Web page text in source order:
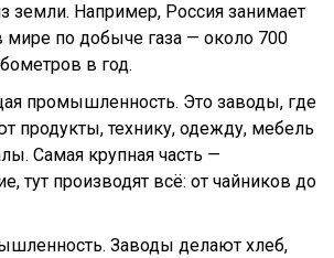
земли. Например, Россия занимает
мире по добыче газа — около 700
в год.
промышленность. Это заводы, где
продукты, технику, одежду, мебель
Самая крупная часть —
тут производят всё: от чайников до
Заводы делают хлеб,